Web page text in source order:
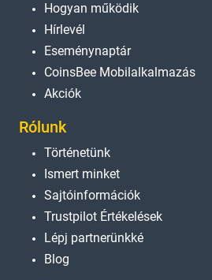
Hogyan működik
Hírlevél
Eseménynaptár
CoinsBee Mobilalkalmazás
Akciók
Rólunk
Történetünk
Ismert minket
Sajtóinformációk
Trustpilot Értékelések
Lépj partnerünkké
Blog